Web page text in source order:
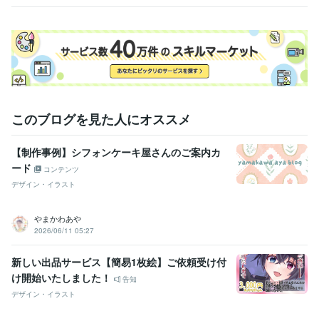
このブログを見た人にオススメ
【制作事例】シフォンケーキ屋さんのご案内カ
ード
コンテンツ
デザイン・イラスト
やまかわあや
2026/06/11 05:27
新しい出品サービス【簡易1枚絵】ご依頼受け付
け開始いたしました！
告知
デザイン・イラスト